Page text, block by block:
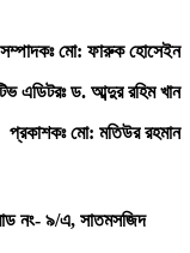
সম্পাদকঃ মো: ফারুক হোসেইন
এডিটরঃ ড. আব্দুর রহিম খান
প্রকাশকঃ মো: মতিউর রহমান
নং- ৯/এ, সাতমসজিদ